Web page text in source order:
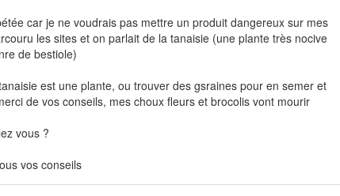
car je ne voudrais pas mettre un produit dangereux sur mes
les sites et on parlait de la tanaisie (une plante très nocive
de bestiole)
est une plante, ou trouver des gsraines pour en semer et
de vos conseils, mes choux fleurs et brocolis vont mourir
vous ?
vos conseils